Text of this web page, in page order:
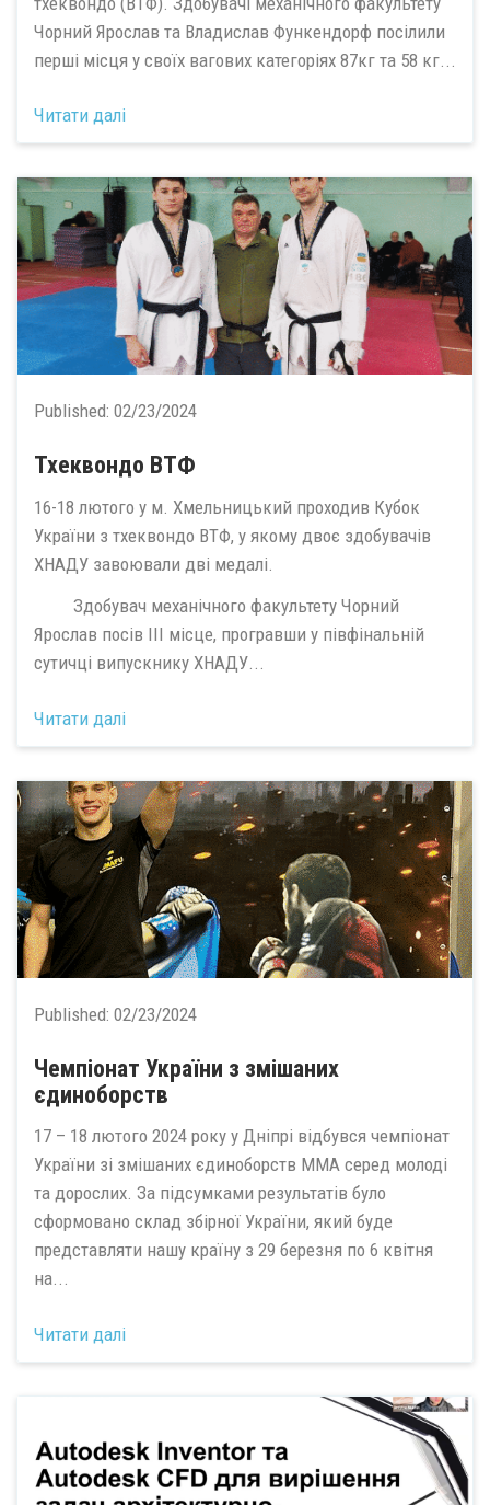
Чорний Ярослав та Владислав Функендорф посілили
перші місця у своїх вагових категоріях 87кг та 58 кг...
Читати далі
Published: 02/23/2024
Тхеквондо ВТФ
16-18 лютого у м. Хмельницький проходив Кубок
України з тхеквондо ВТФ, у якому двоє здобувачів
ХНАДУ завоювали дві медалі.
Здобувач механічного факультету Чорний
Ярослав посів ІІІ місце, програвши у півфінальній
сутичці випускнику ХНАДУ...
Читати далі
Published: 02/23/2024
Чемпіонат України з змішаних
єдиноборств
17 – 18 лютого 2024 року у Дніпрі відбувся чемпіонат
України зі змішаних єдиноборств ММА серед молоді
та дорослих. За підсумками результатів було
сформовано склад збірної України, який буде
представляти нашу країну з 29 березня по 6 квітня
на...
Читати далі